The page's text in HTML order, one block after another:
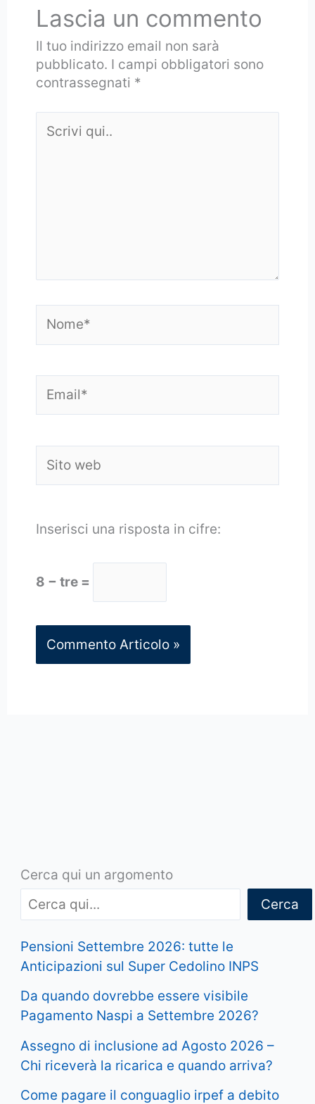
Lascia un commento
Il tuo indirizzo email non sarà
pubblicato. I campi obbligatori sono
contrassegnati *
qui..
web
Inserisci una risposta in cifre:
8 − tre =
Cerca qui un argomento
Cerca
Pensioni Settembre 2026: tutte le
Anticipazioni sul Super Cedolino INPS
Da quando dovrebbe essere visibile
Pagamento Naspi a Settembre 2026?
Assegno di inclusione ad Agosto 2026 –
Chi riceverà la ricarica e quando arriva?
Come pagare il conguaglio irpef a debito